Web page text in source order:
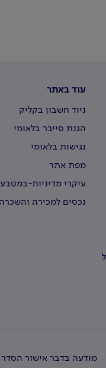
עוד באתר
ניוד חשבון בקליק
הגנת סייבר בלאומי
נגישות בלאומי
מפת אתר
עיקרי מדיניות-
נכסים למכירה והשכרה
מודעה בדבר אישור הסדר